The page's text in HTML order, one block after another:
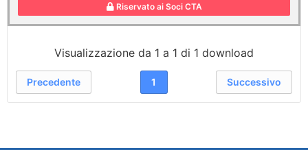
Riservato ai Soci CTA
Visualizzazione da 1 a 1 di 1 download
Precedente 1 Successivo